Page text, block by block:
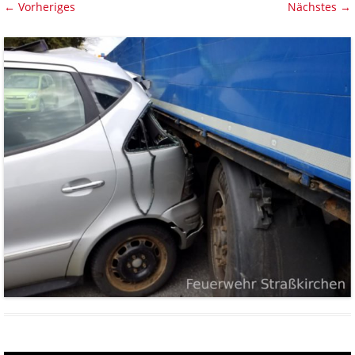
← Vorheriges Nächstes →